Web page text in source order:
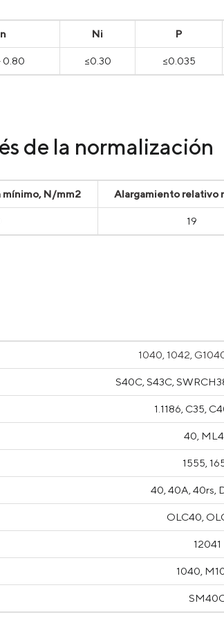
Ni P
0.80 ≤0.30 ≤0.035
de la normalización
mínimo, N/mm2 Alargamiento relativo
19
1040, 1042,
S40C, S43C,
1.1186, C35,
40,
1555,
40, 40A, 40rs,
OLC40,
12041
1040,